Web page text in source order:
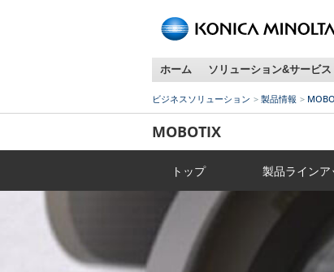
ク
ホーム ソリューション&サービス
ビジネスソリューション 製品情報
MOBOTIX
トップ 製品ラインア